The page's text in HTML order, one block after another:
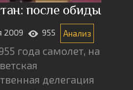
после обиды
2009 955 Анализ
года самолет, на
делегация